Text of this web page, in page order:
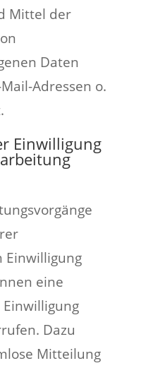
Mittel der
Daten
Adressen o.
Einwilligung
Einwilligung
eine
Dazu
Mitteilung